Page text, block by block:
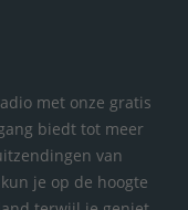
met onze gratis
biedt tot meer
van
je op de hoogte